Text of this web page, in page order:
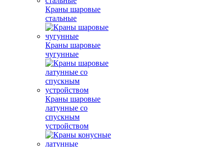
Краны шаровые
стальные
Краны шаровые
чугунные
Краны шаровые
латунные со
спускным
устройством